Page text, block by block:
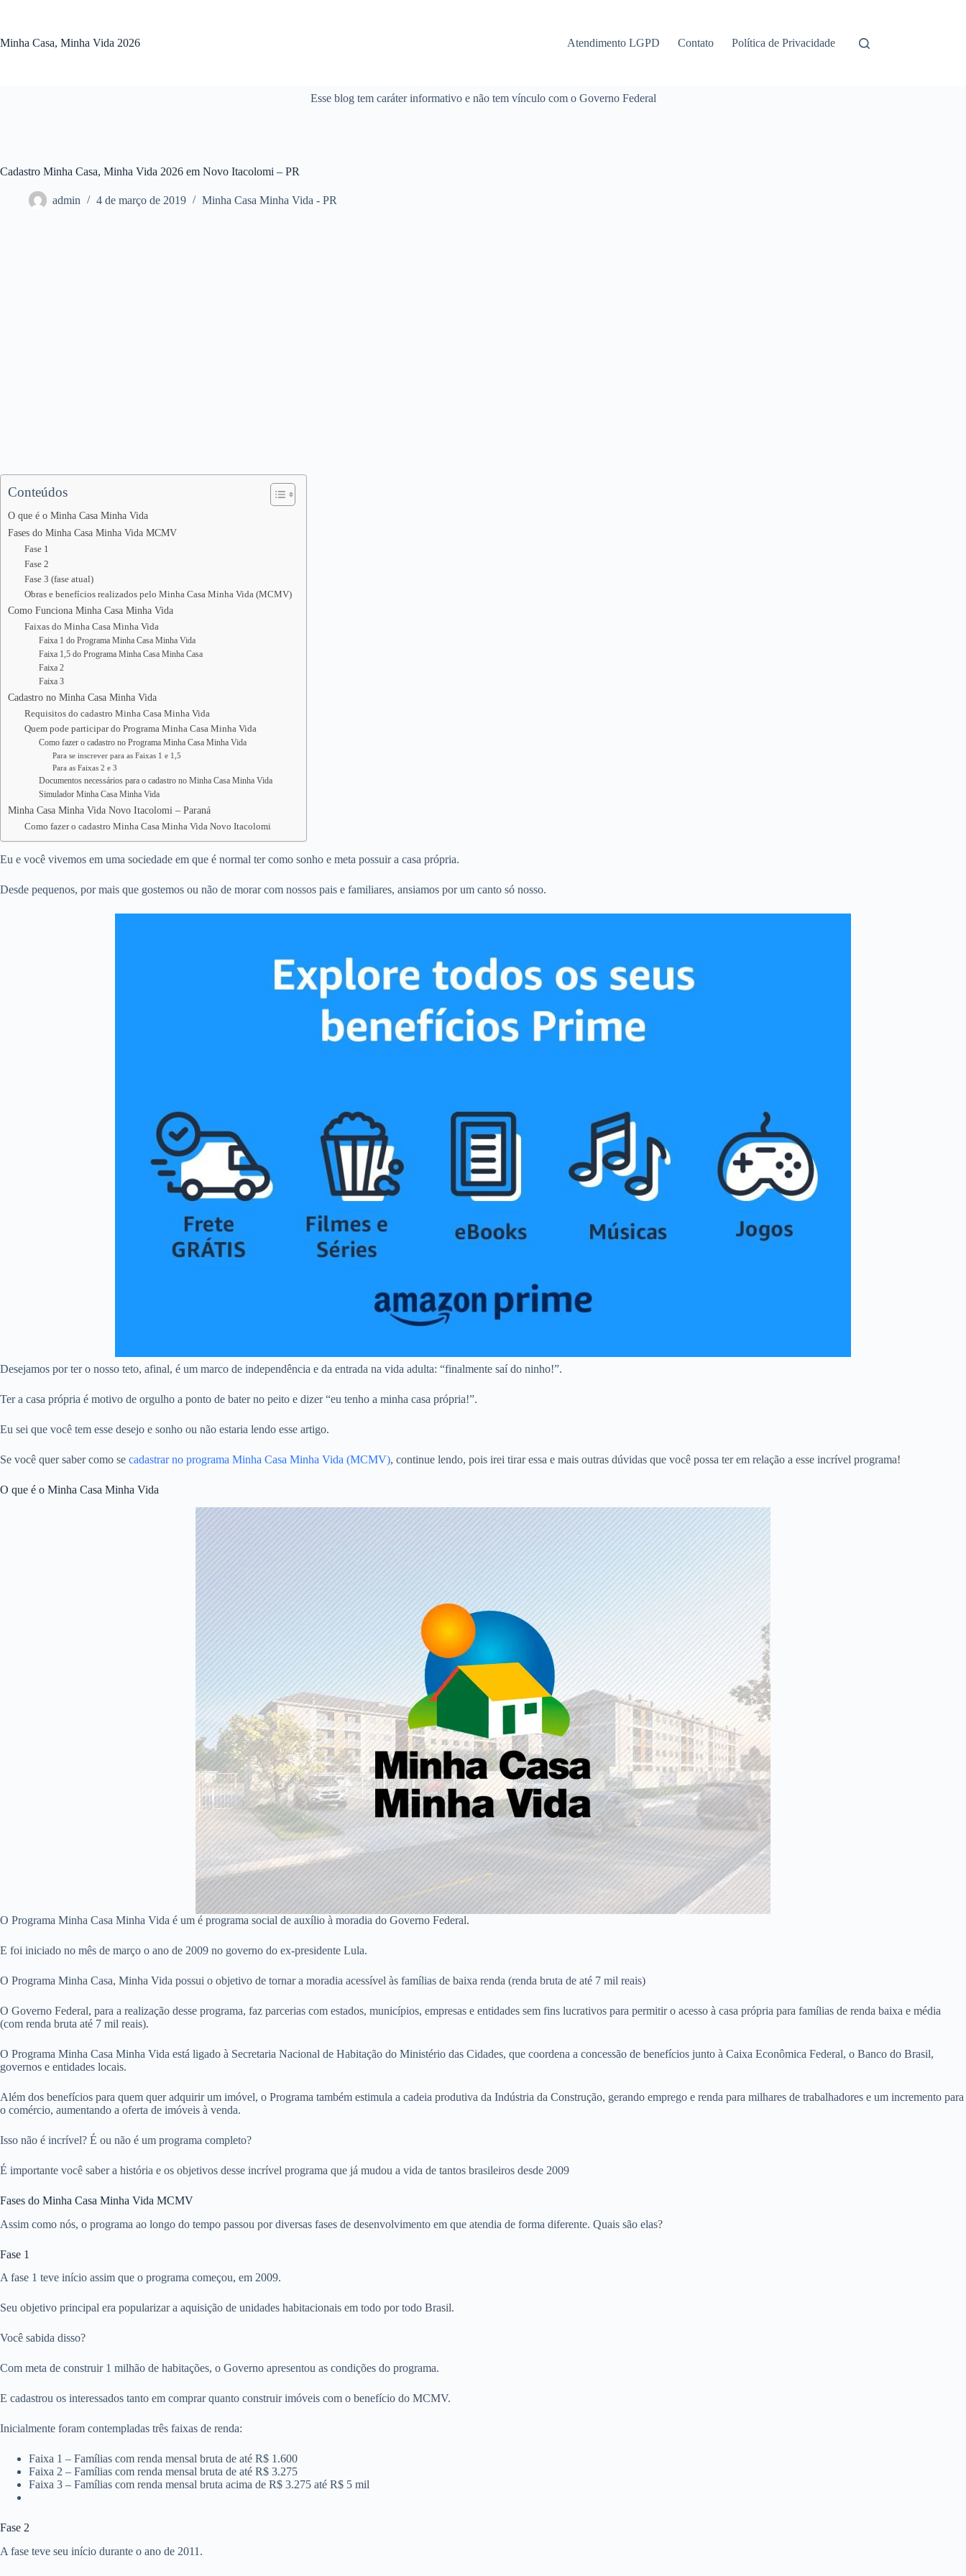
conteúdo
Minha Casa, Minha Vida 2026 Atendimento LGPD Contato Política de Privacidade
Esse blog tem caráter informativo e não tem vínculo com o Governo Federal
Cadastro Minha Casa, Minha Vida 2026 em Novo Itacolomi – PR
admin 4 de março de 2019 Minha Casa Minha Vida - PR
Conteúdos
O que é o Minha Casa Minha Vida
Fases do Minha Casa Minha Vida MCMV
Fase 1
Fase 2
Fase 3 (fase atual)
Obras e benefícios realizados pelo Minha Casa Minha Vida (MCMV)
Como Funciona Minha Casa Minha Vida
Faixas do Minha Casa Minha Vida
Faixa 1 do Programa Minha Casa Minha Vida
Faixa 1,5 do Programa Minha Casa Minha Casa
Faixa 2
Faixa 3
Cadastro no Minha Casa Minha Vida
Requisitos do cadastro Minha Casa Minha Vida
Quem pode participar do Programa Minha Casa Minha Vida
Como fazer o cadastro no Programa Minha Casa Minha Vida
Para se inscrever para as Faixas 1 e 1,5
Para as Faixas 2 e 3
Documentos necessários para o cadastro no Minha Casa Minha Vida
Simulador Minha Casa Minha Vida
Minha Casa Minha Vida Novo Itacolomi – Paraná
Como fazer o cadastro Minha Casa Minha Vida Novo Itacolomi
Eu e você vivemos em uma sociedade em que é normal ter como sonho e meta possuir a casa própria.
Desde pequenos, por mais que gostemos ou não de morar com nossos pais e familiares, ansiamos por um canto só nosso.
Desejamos por ter o nosso teto, afinal, é um marco de independência e da entrada na vida adulta: “finalmente saí do ninho!”.
Ter a casa própria é motivo de orgulho a ponto de bater no peito e dizer “eu tenho a minha casa própria!”.
Eu sei que você tem esse desejo e sonho ou não estaria lendo esse artigo.
Se você quer saber como se cadastrar no programa Minha Casa Minha Vida (MCMV), continue lendo, pois irei tirar essa e mais outras dúvidas que você possa ter em relação a esse incrível programa!
O que é o Minha Casa Minha Vida
O Programa Minha Casa Minha Vida é um é programa social de auxílio à moradia do Governo Federal.
E foi iniciado no mês de março o ano de 2009 no governo do ex-presidente Lula.
O Programa Minha Casa, Minha Vida possui o objetivo de tornar a moradia acessível às famílias de baixa renda (renda bruta de até 7 mil reais)
O Governo Federal, para a realização desse programa, faz parcerias com estados, municípios, empresas e entidades sem fins lucrativos para permitir o acesso à casa própria para famílias de renda baixa e média
(com renda bruta até 7 mil reais).
O Programa Minha Casa Minha Vida está ligado à Secretaria Nacional de Habitação do Ministério das Cidades, que coordena a concessão de benefícios junto à Caixa Econômica Federal, o Banco do Brasil,
governos e entidades locais.
Além dos benefícios para quem quer adquirir um imóvel, o Programa também estimula a cadeia produtiva da Indústria da Construção, gerando emprego e renda para milhares de trabalhadores e um incremento para
o comércio, aumentando a oferta de imóveis à venda.
Isso não é incrível? É ou não é um programa completo?
É importante você saber a história e os objetivos desse incrível programa que já mudou a vida de tantos brasileiros desde 2009
Fases do Minha Casa Minha Vida MCMV
Assim como nós, o programa ao longo do tempo passou por diversas fases de desenvolvimento em que atendia de forma diferente. Quais são elas?
Fase 1
A fase 1 teve início assim que o programa começou, em 2009.
Seu objetivo principal era popularizar a aquisição de unidades habitacionais em todo por todo Brasil.
Você sabida disso?
Com meta de construir 1 milhão de habitações, o Governo apresentou as condições do programa.
E cadastrou os interessados tanto em comprar quanto construir imóveis com o benefício do MCMV.
Inicialmente foram contempladas três faixas de renda:
Faixa 1 – Famílias com renda mensal bruta de até R$ 1.600
Faixa 2 – Famílias com renda mensal bruta de até R$ 3.275
Faixa 3 – Famílias com renda mensal bruta acima de R$ 3.275 até R$ 5 mil
Fase 2
A fase teve seu início durante o ano de 2011.